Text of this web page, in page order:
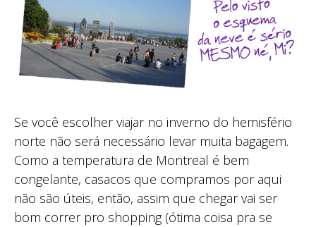
Se você escolher viajar no inverno do hemisfério
norte não será necessário levar muita bagagem.
Como a temperatura de Montreal é bem
congelante, casacos que compramos por aqui
não são úteis, então, assim que chegar vai ser
bom correr pro shopping (ótima coisa pra se